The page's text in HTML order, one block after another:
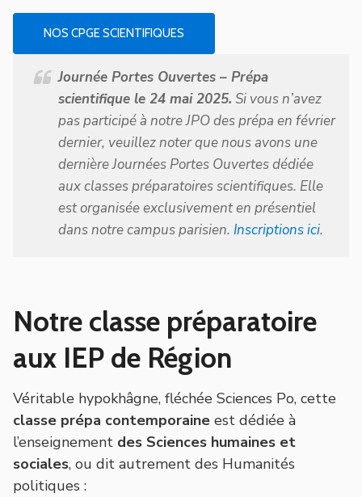
NOS CPGE SCIENTIFIQUES
Journée Portes Ouvertes – Prépa
scientifique le 24 mai 2025. Si vous n’avez
pas participé à notre JPO des prépa en février
dernier, veuillez noter que nous avons une
dernière Journées Portes Ouvertes dédiée
aux classes préparatoires scientifiques. Elle
est organisée exclusivement en présentiel
dans notre campus parisien. Inscriptions ici.
Notre classe préparatoire
aux IEP de Région
Véritable hypokhâgne, fléchée Sciences Po, cette
classe prépa contemporaine est dédiée à
l’enseignement des Sciences humaines et
sociales, ou dit autrement des Humanités
politiques :